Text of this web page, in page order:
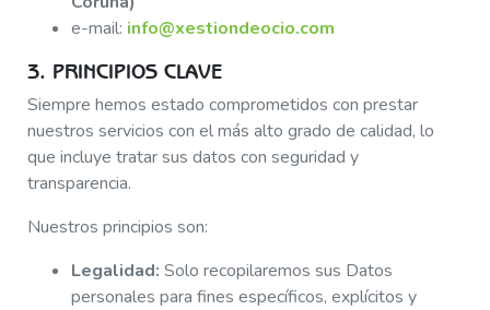
e-mail: info@xestiondeocio.com
3. PRINCIPIOS CLAVE
Siempre hemos estado comprometidos con prestar
nuestros servicios con el más alto grado de calidad, lo
que incluye tratar sus datos con seguridad y
transparencia.
Nuestros principios son:
Legalidad: Solo recopilaremos sus Datos
personales para fines específicos, explícitos y